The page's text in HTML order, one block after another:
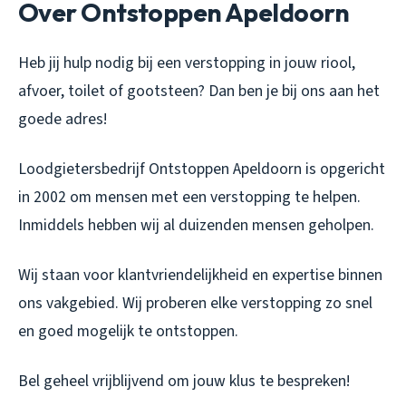
Over Ontstoppen Apeldoorn
Heb jij hulp nodig bij een verstopping in jouw riool,
afvoer, toilet of gootsteen? Dan ben je bij ons aan het
goede adres!
Loodgietersbedrijf Ontstoppen Apeldoorn is opgericht
in 2002 om mensen met een verstopping te helpen.
Inmiddels hebben wij al duizenden mensen geholpen.
Wij staan voor klantvriendelijkheid en expertise binnen
ons vakgebied. Wij proberen elke verstopping zo snel
en goed mogelijk te ontstoppen.
Bel geheel vrijblijvend om jouw klus te bespreken!​